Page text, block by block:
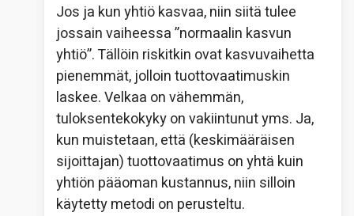
Jos ja kun yhtiö kasvaa, niin siitä tulee
jossain vaiheessa ”normaalin kasvun
yhtiö”. Tällöin riskitkin ovat kasvuvaihetta
pienemmät, jolloin tuottovaatimuskin
laskee. Velkaa on vähemmän,
tuloksentekokyky on vakiintunut yms. Ja,
kun muistetaan, että (keskimääräisen
sijoittajan) tuottovaatimus on yhtä kuin
yhtiön pääoman kustannus, niin silloin
käytetty metodi on perusteltu.